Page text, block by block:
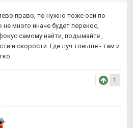
право, то нужно тоже оси по
много иначе будет перекос,
самому найти, подымайте ,
и скорости. Где луч тоньше - там и
1